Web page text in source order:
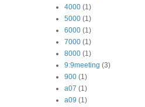
4000 (1)
5000 (1)
6000 (1)
7000 (1)
8000 (1)
9:9meeting (3)
900 (1)
a07 (1)
a09 (1)